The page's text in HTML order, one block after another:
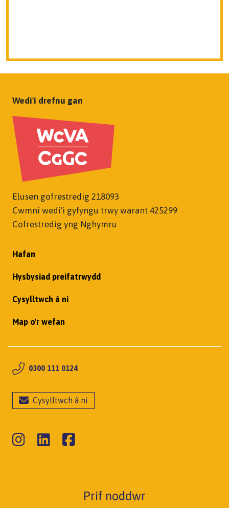
Wedi'i drefnu gan
Elusen gofrestredig 218093
Cwmni wedi'i gyfyngu trwy warant 425299
Cofrestredig yng Nghymru
Hafan
Hysbysiad preifatrwydd
Cysylltwch â ni
Map o'r wefan
0300 111 0124
Cysylltwch â ni
Prif noddwr